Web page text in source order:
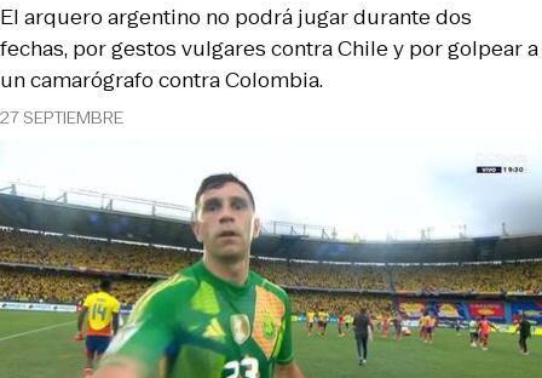
27 SEPTIEMBRE
El arquero argentino no podrá jugar durante dos
fechas, por gestos vulgares contra Chile y por golpear a
un camarógrafo contra Colombia.